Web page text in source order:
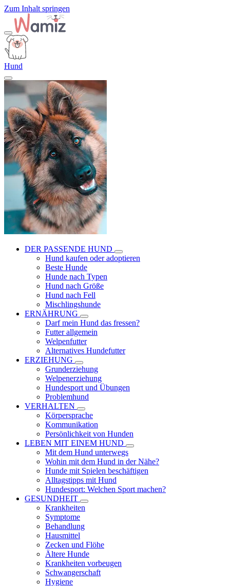
Zum Inhalt springen
Hund
DER PASSENDE HUND
Hund kaufen oder adoptieren
Beste Hunde
Hunde nach Typen
Hund nach Größe
Hund nach Fell
Mischlingshunde
ERNÄHRUNG
Darf mein Hund das fressen?
Futter allgemein
Welpenfutter
Alternatives Hundefutter
ERZIEHUNG
Grunderziehung
Welpenerziehung
Hundesport und Übungen
Problemhund
VERHALTEN
Körpersprache
Kommunikation
Persönlichkeit von Hunden
LEBEN MIT EINEM HUND
Mit dem Hund unterwegs
Wohin mit dem Hund in der Nähe?
Hunde mit Spielen beschäftigen
Alltagstipps mit Hund
Hundesport: Welchen Sport machen?
GESUNDHEIT
Krankheiten
Symptome
Behandlung
Hausmittel
Zecken und Flöhe
Ältere Hunde
Krankheiten vorbeugen
Schwangerschaft
Hygiene